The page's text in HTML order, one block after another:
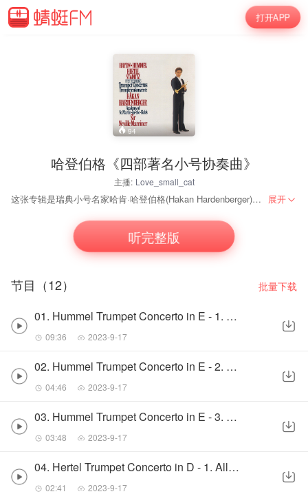
打开APP
94
哈登伯格《四部著名小号协奏曲》
主播: Love_small_cat
这张专辑是瑞典小号名家哈肯·哈登伯格(Hakan Hardenberger)与马里纳爵士率领的圣马丁室内乐团合作，演奏历史上最著名的四部小号协奏曲，包括胡梅尔、黑特尔、约翰·斯塔米茨、海顿的作品，其中对海顿协奏曲的演绎，获得企鹅三星带花最高评价。 小号在诸多铜管乐器中具有非凡的表现力，在巴洛克时期以及古典主义时期，有许多著名的作曲家以小号为主角谱写了不少优秀作品。由胡梅尔、海顿作曲的两首协奏曲，被公认为古典音乐历史上最伟大的两部小号与乐队作品。尤其是胡梅尔的《E大调协奏曲》，与大名鼎鼎的海顿《小号协奏曲》相比丝毫不显逊色，充满着古典主义时期特有的明朗、幽默以及优美气质。胡梅尔是与海顿、莫扎特同时期的奥地利作曲家，同时也是出色的钢琴演奏家、指挥家以及音乐教授。正是因为出于对海顿《小号协奏曲》的喜爱，从而在其影响下，胡梅尔于1803年12月8日在莱比锡完成了自己《降E大调小号协奏曲》。不过这首协奏曲后来被人们演奏时，都习惯于提高半个音，由此而变成了E大调。因为这样的话音色可以更明亮，演奏起来也更方便，容易产生好的演出效果。海顿是以当时改进的活塞型小号为基础，写下了自己传世的小号协奏曲。实际上胡梅尔也是这样，因此两部相继问世的作品在篇幅、风格等方面都有着许多相似的地方，被誉为古典小号作品中的一对姐妹花。不过胡梅尔的名声显然不如海顿那样显赫，所以他的这部协奏曲并没有取得应有的成功，作品沉寂了一百多年后直到1958年才由上世纪另一位优秀的小号独奏家Armando Ghitala进行了首演，并一举以作品本身出色的表现力获得了在古典音乐界应有的重要地位。 展开
听完整版
节目（12） 批量下载
01. Hummel Trumpet Concerto in E - 1. Allegro
09:36 2023-9-17
02. Hummel Trumpet Concerto in E - 2. Andante
04:46 2023-9-17
03. Hummel Trumpet Concerto in E - 3. Rondo
03:48 2023-9-17
04. Hertel Trumpet Concerto in D - 1. Allegro
02:41 2023-9-17